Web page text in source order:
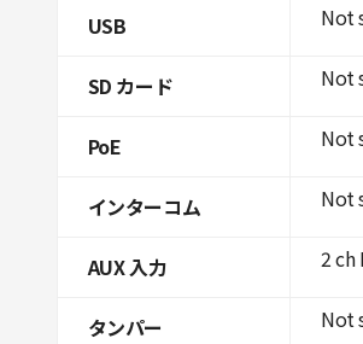
USB
SD カード
PoE
インターコム
AUX 入力
タンパー
Not
Not
Not
Not
2
Not